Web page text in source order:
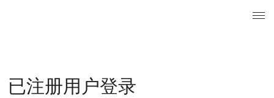
已注册
菜单
已注册用户登录